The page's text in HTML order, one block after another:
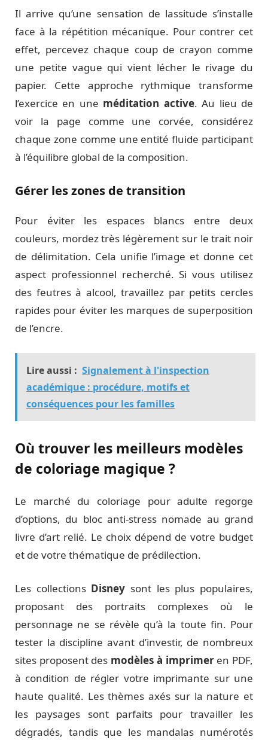
Il arrive qu’une sensation de lassitude s’installe
face à la répétition mécanique. Pour contrer cet
effet, percevez chaque coup de crayon comme
une petite vague qui vient lécher le rivage du
papier. Cette approche rythmique transforme
l’exercice en une méditation active. Au lieu de
voir la page comme une corvée, considérez
chaque zone comme une entité fluide participant
à l’équilibre global de la composition.
Gérer les zones de transition
Pour éviter les espaces blancs entre deux
couleurs, mordez très légèrement sur le trait noir
de délimitation. Cela unifie l’image et donne cet
aspect professionnel recherché. Si vous utilisez
des feutres à alcool, travaillez par petits cercles
rapides pour éviter les marques de superposition
de l’encre.
Lire aussi : Signalement à l'inspection
académique : procédure, motifs et
conséquences pour les familles
Où trouver les meilleurs modèles
de coloriage magique ?
Le marché du coloriage pour adulte regorge
d’options, du bloc anti-stress nomade au grand
livre d’art relié. Le choix dépend de votre budget
et de votre thématique de prédilection.
Les collections Disney sont les plus populaires,
proposant des portraits complexes où le
personnage ne se révèle qu’à la toute fin. Pour
tester la discipline avant d’investir, de nombreux
sites proposent des modèles à imprimeren PDF,
à condition de régler votre imprimante sur une
haute qualité. Les thèmes axés sur la nature et
les paysages sont parfaits pour travailler les
dégradés, tandis que les mandalas numérotés